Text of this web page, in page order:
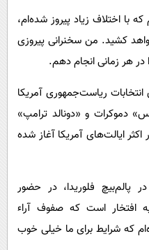
با اختلاف زیاد پیروز شده‌ام،
کشید. من سخنرانی پیروزی
در هر زمانی انجام دهم.
ریاست‌جمهوری آمریکا
دموکرات و «دونالد ترامپ»
ایالت‌های آمریکا آغاز شده
پالم‌بیچ فلوریدا، در حضور
افتخار است که صفوف آراء
که شرایط برای ما خیلی خوب